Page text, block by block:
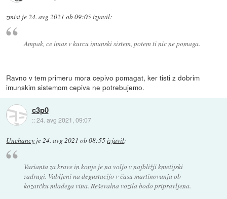
zmist je24. avg 2021 ob 09:05izjavil:
Ampak, ce imas v kurcu imunski sistem, potem ti nic ne pomaga.
Ravno v tem primeru mora cepivo pomagat, ker tisti z dobrim
imunskim sistemom cepiva ne potrebujemo.
c3p0
::24. avg 2021, 09:07
Unchancy je 24. avg 2021 ob 08:55izjavil:
Varianta za krave in konje je na voljo v najbližji kmetijski
zadrugi. Vabljeni na degustacijo v času martinovanja ob
kozarčku mladega vina. Reševalna vozila bodo pripravljena.